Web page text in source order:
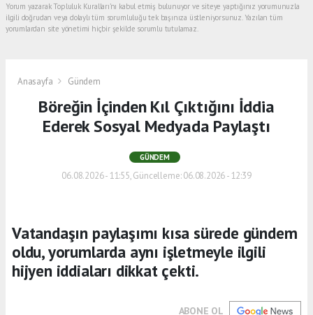
Yorum yazarak Topluluk Kuralları’nı kabul etmiş bulunuyor ve siteye yaptığınız yorumunuzla
ilgili doğrudan veya dolaylı tüm sorumluluğu tek başınıza üstleniyorsunuz. Yazılan tüm
yorumlardan site yönetimi hiçbir şekilde sorumlu tutulamaz.
Anasayfa Gündem
Böreğin İçinden Kıl Çıktığını İddia
Ederek Sosyal Medyada Paylaştı
GÜNDEM
06.08.2026 - 11:55, Güncelleme: 06.08.2026 - 12:39
Vatandaşın paylaşımı kısa sürede gündem
oldu, yorumlarda aynı işletmeyle ilgili
hijyen iddiaları dikkat çekti.
ABONE OL